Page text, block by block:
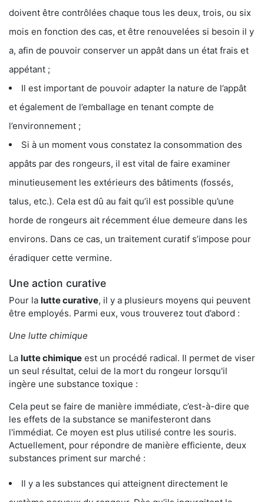
doivent être contrôlées chaque tous les deux, trois, ou six
mois en fonction des cas, et être renouvelées si besoin il y
a, afin de pouvoir conserver un appât dans un état frais et
appétant ;
Il est important de pouvoir adapter la nature de l’appât
et également de l’emballage en tenant compte de
l’environnement ;
Si à un moment vous constatez la consommation des
appâts par des rongeurs, il est vital de faire examiner
minutieusement les extérieurs des bâtiments (fossés,
talus, etc.). Cela est dû au fait qu’il est possible qu’une
horde de rongeurs ait récemment élue demeure dans les
environs. Dans ce cas, un traitement curatif s’impose pour
éradiquer cette vermine.
Une action curative
Pour la lutte curative, il y a plusieurs moyens qui peuvent
être employés. Parmi eux, vous trouverez tout d’abord :
Une lutte chimique
La lutte chimique est un procédé radical. Il permet de viser
un seul résultat, celui de la mort du rongeur lorsqu'il
ingère une substance toxique :
Cela peut se faire de manière immédiate, c’est-à-dire que
les effets de la substance se manifesteront dans
l'immédiat. Ce moyen est plus utilisé contre les souris.
Actuellement, pour répondre de manière efficiente, deux
substances priment sur marché :
Il y a les substances qui atteignent directement le